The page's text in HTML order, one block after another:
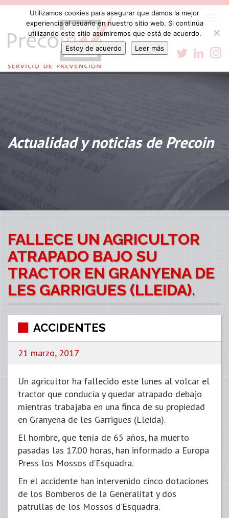
Actualidad y noticias de Precoin
FALLECE UN AGRICULTOR
ATRAPADO BAJO SU
TRACTOR EN GRANYENA DE
LES GARRIGUES (LLEIDA).
ACCIDENTES
21 marzo, 2017
Un agricultor ha fallecido este lunes al volcar el
tractor que conducía y quedar atrapado debajo
mientras trabajaba en una finca de su propiedad
en Granyena de les Garrigues (Lleida).
El hombre, que tenía de 65 años, ha muerto
pasadas las 17.00 horas, han informado a Europa
Press los Mossos d’Esquadra.
En el accidente han intervenido cinco dotaciones
de los Bomberos de la Generalitat y dos
patrullas de los Mossos d’Esquadra.
Utilizamos cookies para asegurar que damos la mejor
experiencia al usuario en nuestro sitio web. Si continúa
utilizando este sitio asumiremos que está de acuerdo.
Estoy de acuerdo
Leer más